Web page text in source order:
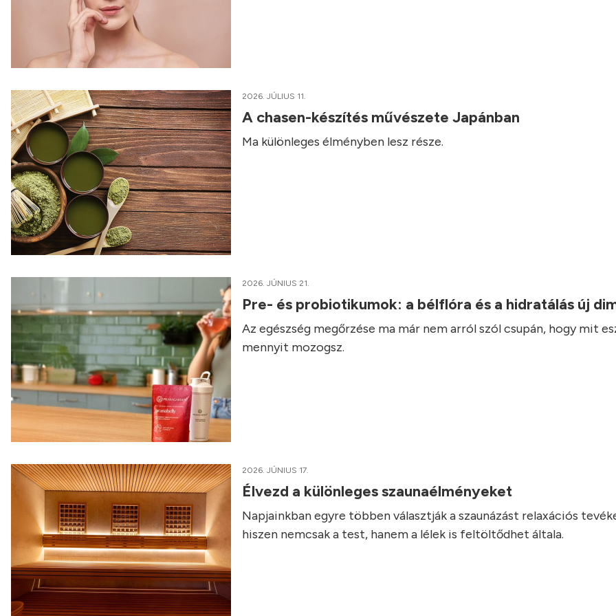
2026. JÚLIUS 11.
A chasen-készítés művészete Japánban
Ma különleges élményben lesz része.
2026. JÚNIUS 21.
Pre- és probiotikumok: a bélflóra és a hidratálás új
Az egészség megőrzése ma már nem arról szól csupán, hogy mit
mennyit mozogsz.
2026. JÚNIUS 17.
Élvezd a különleges szaunaélményeket
Napjainkban egyre többen választják a szaunázást relaxációs
hiszen nemcsak a test, hanem a lélek is feltöltődhet általa.